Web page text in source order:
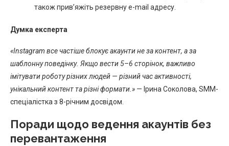
також прив’яжіть резервну e-mail адресу.
Думка експерта
«Instagram все частіше блокує акаунти не за контент, а за
шаблонну поведінку. Якщо вести 5–6 сторінок, важливо
імітувати роботу різних людей — різний час активності,
унікальний контент та різні формати.» — Ірина Соколова, SMM-
спеціалістка з 8-річним досвідом.
Поради щодо ведення акаунтів без
перевантаження